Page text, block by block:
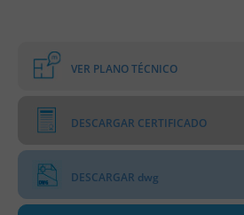
VER PLANO TÉCNICO
DESCARGAR CERTIFICADO
DESCARGAR dwg